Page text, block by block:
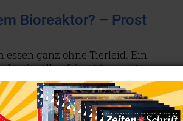
Bioreaktor? – Prost
ganz ohne Tierleid. Ein
schnell auf den Magen. Denn um
um Krieg und Kontrolle.